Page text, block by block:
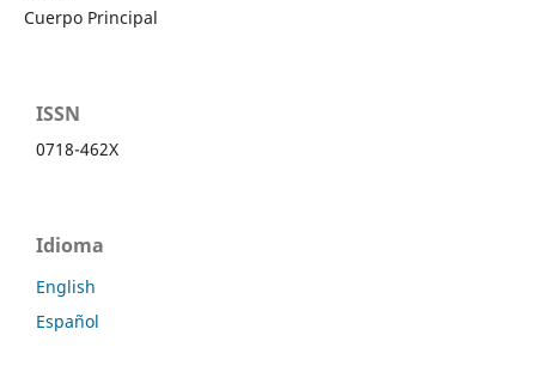
Cuerpo Principal
ISSN
0718-462X
Idioma
English
Español